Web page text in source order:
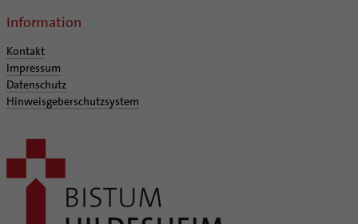
Information
Kontakt
Impressum
Datenschutz
Hinweisgeberschutzsystem